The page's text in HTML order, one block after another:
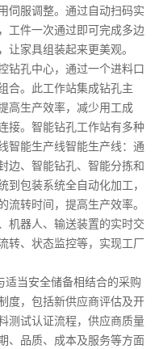
伺服调整。通过自动扫码实
工件一次通过即可完成多边
家具组装起来更美观。
孔中心，通过一个进料口
合。此工作站集成钻孔主
高生产效率，减少用工成
接。智能钻孔工作站有多种
智能生产线智能生产线：通
边、智能钻孔、智能分拣和
包装系统全自动化加工，
转时间，提高生产效率。
机器人、输送装置的实时交
转、状态监控等，实现工厂
当安全储备相结合的采购
度，包括新供应商评估及开
测试认证流程，供应商质量
、品质、成本及服务等方面